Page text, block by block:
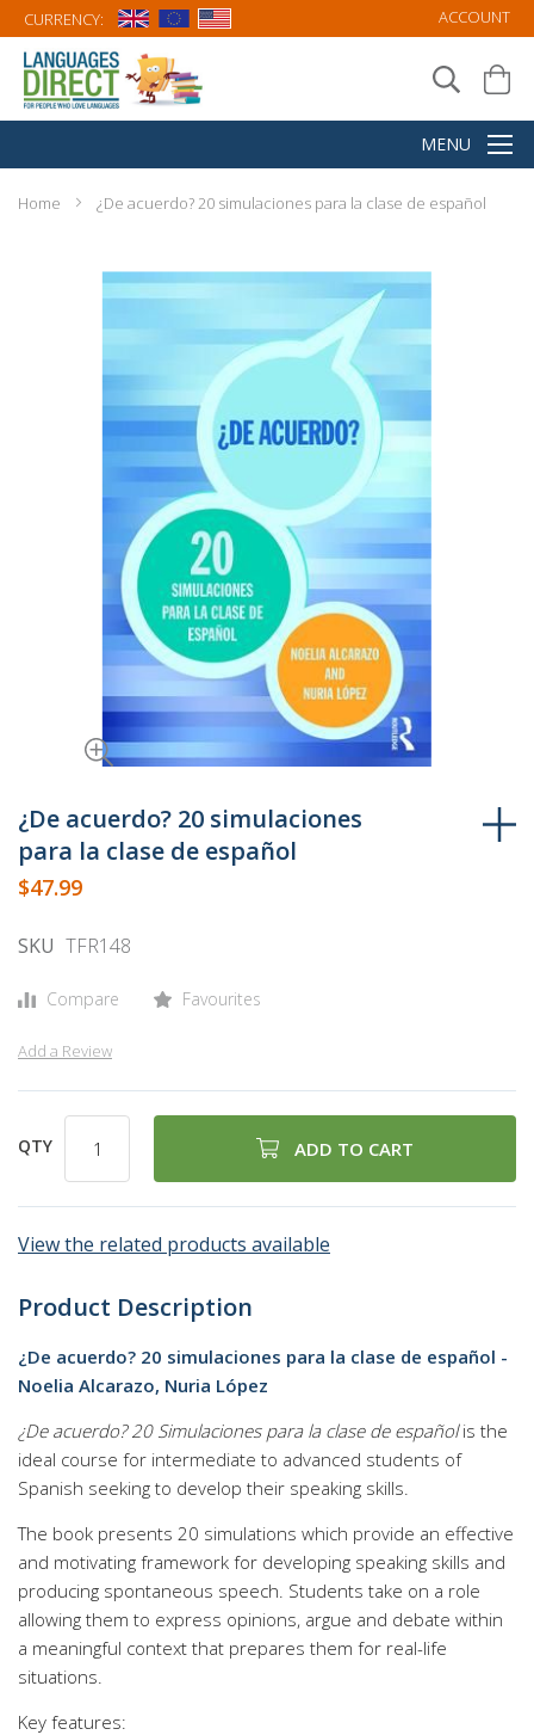
CURRENCY: ACCOUNT
Home ¿De acuerdo? 20 simulaciones para la clase de español
to
the
beginning
of
images
¿De acuerdo? 20 simulaciones
para la clase de español
$47.99
SKU TFR148
Compare Favourites
Add a Review
QTY ADD TO CART
View the related products available
Product Description
¿De acuerdo? 20 simulaciones para la clase de español -
Noelia Alcarazo, Nuria López
¿De acuerdo? 20 Simulaciones para la clase de españolis the
ideal course for intermediate to advanced students of
Spanish seeking to develop their speaking skills.
The book presents 20 simulations which provide an effective
and motivating framework for developing speaking skills and
producing spontaneous speech. Students take on a role
allowing them to express opinions, argue and debate within
a meaningful context that prepares them for real-life
situations.
Key features: